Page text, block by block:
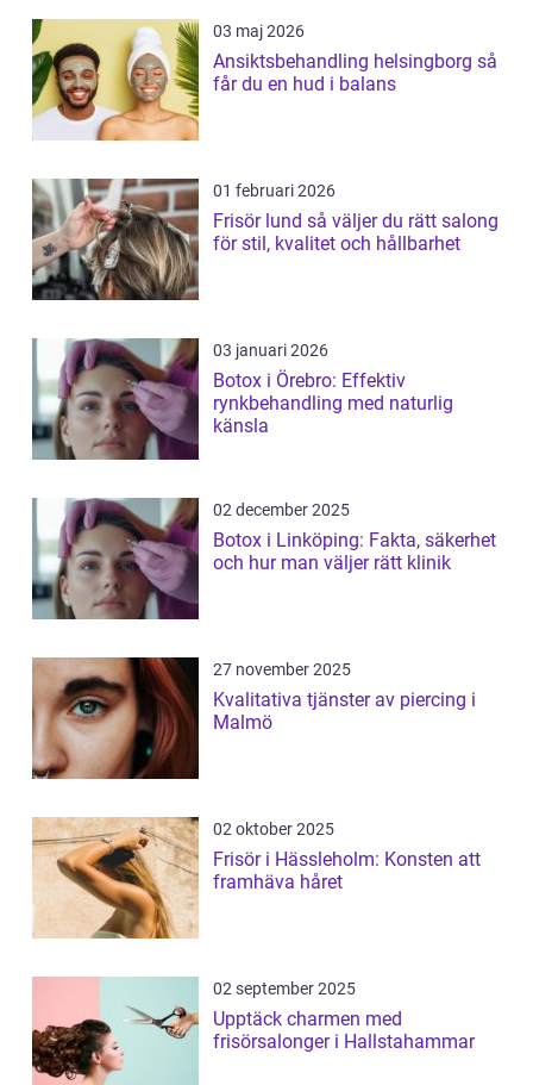
03 maj 2026
Ansiktsbehandling helsingborg så
får du en hud i balans
01 februari 2026
Frisör lund så väljer du rätt salong
för stil, kvalitet och hållbarhet
03 januari 2026
Botox i Örebro: Effektiv
rynkbehandling med naturlig
känsla
02 december 2025
Botox i Linköping: Fakta, säkerhet
och hur man väljer rätt klinik
27 november 2025
Kvalitativa tjänster av piercing i
Malmö
02 oktober 2025
Frisör i Hässleholm: Konsten att
framhäva håret
02 september 2025
Upptäck charmen med
frisörsalonger i Hallstahammar